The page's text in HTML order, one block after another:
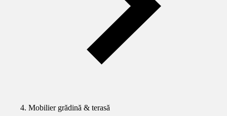
Mobilier grădină & terasă